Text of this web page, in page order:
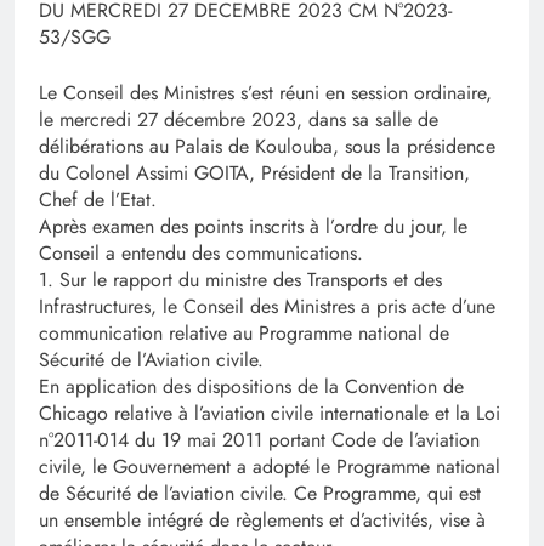
DU MERCREDI 27 DECEMBRE 2023 CM N°2023-
53/SGG
Le Conseil des Ministres s’est réuni en session ordinaire,
le mercredi 27 décembre 2023, dans sa salle de
délibérations au Palais de Koulouba, sous la présidence
du Colonel Assimi GOITA, Président de la Transition,
Chef de l’Etat.
Après examen des points inscrits à l’ordre du jour, le
Conseil a entendu des communications.
1. Sur le rapport du ministre des Transports et des
Infrastructures, le Conseil des Ministres a pris acte d’une
communication relative au Programme national de
Sécurité de l’Aviation civile.
En application des dispositions de la Convention de
Chicago relative à l’aviation civile internationale et la Loi
n°2011-014 du 19 mai 2011 portant Code de l’aviation
civile, le Gouvernement a adopté le Programme national
de Sécurité de l’aviation civile. Ce Programme, qui est
un ensemble intégré de règlements et d’activités, vise à